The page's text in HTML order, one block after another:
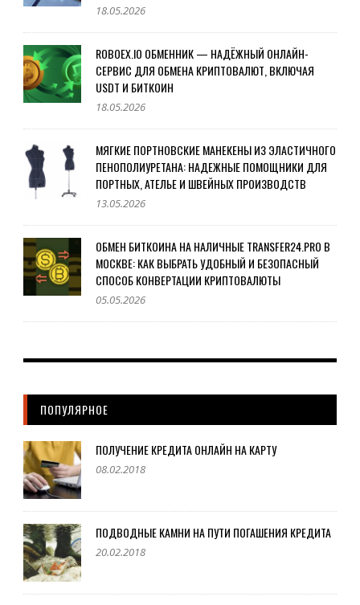
18.05.2026
ROBOEX.IO ОБМЕННИК — НАДЁЖНЫЙ ОНЛАЙН-
СЕРВИС ДЛЯ ОБМЕНА КРИПТОВАЛЮТ, ВКЛЮЧАЯ
USDT И БИТКОИН
18.05.2026
МЯГКИЕ ПОРТНОВСКИЕ МАНЕКЕНЫ ИЗ ЭЛАСТИЧНОГО
ПЕНОПОЛИУРЕТАНА: НАДЕЖНЫЕ ПОМОЩНИКИ ДЛЯ
ПОРТНЫХ, АТЕЛЬЕ И ШВЕЙНЫХ ПРОИЗВОДСТВ
13.05.2026
ОБМЕН БИТКОИНА НА НАЛИЧНЫЕ TRANSFER24.PRO В
МОСКВЕ: КАК ВЫБРАТЬ УДОБНЫЙ И БЕЗОПАСНЫЙ
СПОСОБ КОНВЕРТАЦИИ КРИПТОВАЛЮТЫ
05.05.2026
ПОПУЛЯРНОЕ
ПОЛУЧЕНИЕ КРЕДИТА ОНЛАЙН НА КАРТУ
08.02.2018
ПОДВОДНЫЕ КАМНИ НА ПУТИ ПОГАШЕНИЯ КРЕДИТА
20.02.2018